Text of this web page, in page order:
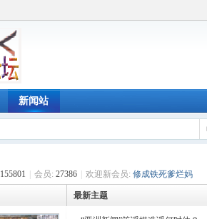
新闻站
155801 会员: 27386 欢迎新会员: 修成铁死爹烂妈
最新主题